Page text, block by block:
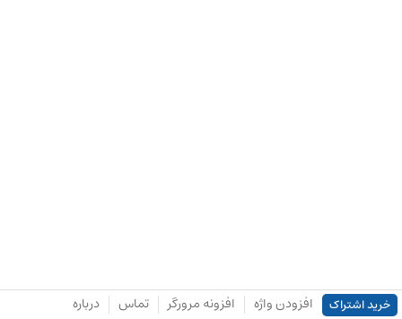
خرید اشتراک افزودن واژه افزونه مرورگر تماس درباره